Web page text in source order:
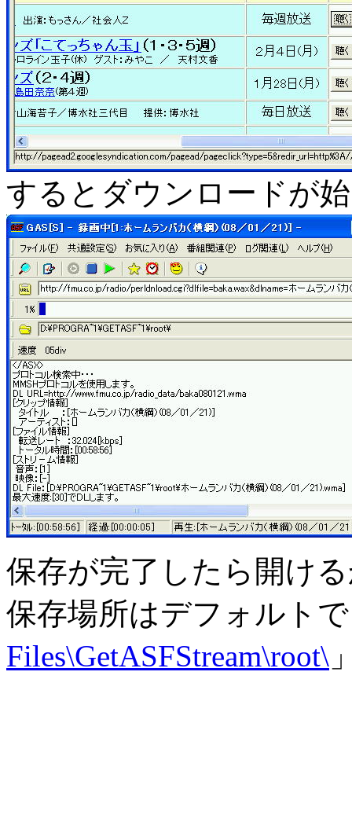
するとダウンロードが
保存が完了したら開け
保存場所はデフォルト
Files\GetASFStream\root\